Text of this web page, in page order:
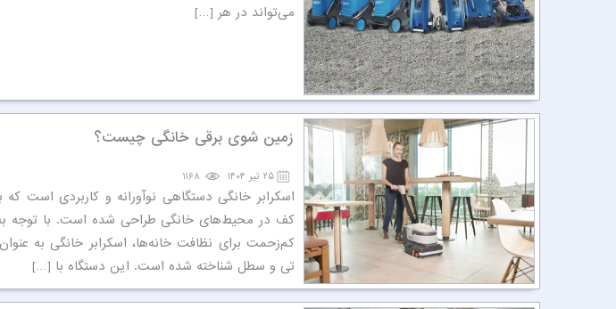
می‌تواند در هر […]
زمین شوی برقی خانگی چیست؟
۲۵ تیر ۱۴۰۴
اسکرابر خانگی دستگاهی نوآورانه و کاربردی
کف در محیط‌های خانگی طراحی شده است. با توجه به
کم‌زحمت برای نظافت خانه‌ها، اسکرابر خانگی به
تی و سطل شناخته شده است. این دستگاه با […]